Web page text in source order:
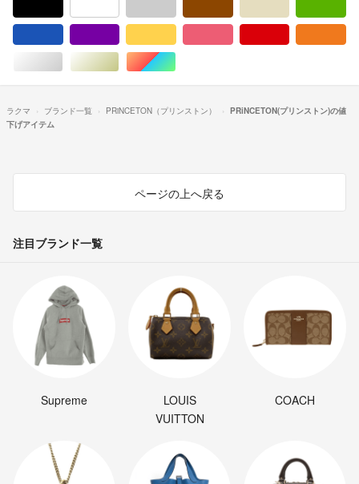
シルバー/銀色系ゴールド/金色系マルチカラー
ラクマ ブランド一覧 PRiNCETON（プリンストン）
PRiNCETON(プリンストン)の値
下げアイテム
ページの上へ戻る
注目ブランド一覧
Supreme
LOUIS
VUITTON
COACH